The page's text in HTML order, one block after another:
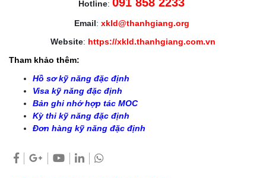
Hotline:
Email: xkld@thanhgiang.org
Website: https://xkld.thanhgiang.com.vn
Tham khảo thêm:
Hồ sơ kỹ năng đặc định
Visa kỹ năng đặc định
Bản ghi nhớ hợp tác MOC
Kỳ thi kỹ năng đặc định
Đơn hàng kỹ năng đặc định